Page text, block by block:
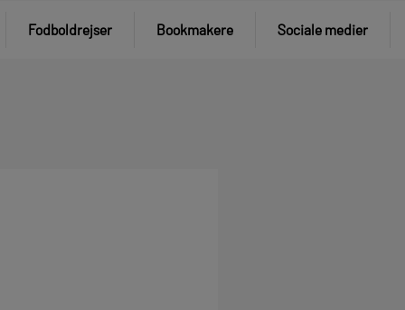
Fodboldrejser Bookmakere Sociale medier